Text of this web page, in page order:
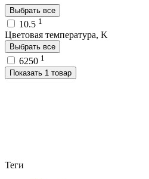
Выбрать все
10.5 1
Цветовая температура, K
Выбрать все
6250 1
Показать 1 товар
Теги